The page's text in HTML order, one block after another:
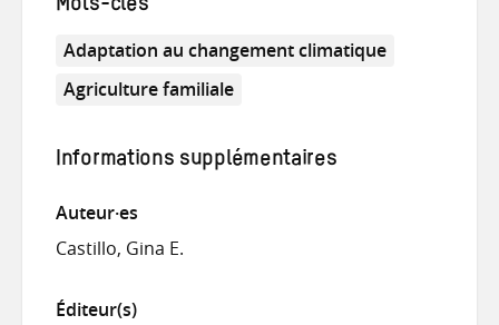
Mots-clés
Adaptation au changement climatique
Agriculture familiale
Informations supplémentaires
Auteur·es
Castillo, Gina E.
Éditeur(s)